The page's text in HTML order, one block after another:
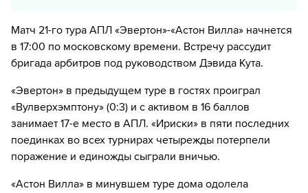
Матч 21-го тура АПЛ «Эвертон»-«Астон Вилла» начнется
в 17:00 по московскому времени. Встречу рассудит
бригада арбитров под руководством Дэвида Кута.
«Эвертон» в предыдущем туре в гостях проиграл
«Вулверхэмптону» (0:3) и с активом в 16 баллов
занимает 17-е место в АПЛ. «Ириски» в пяти последних
поединках во всех турнирах четырежды потерпели
поражение и единожды сыграли вничью.
«Астон Вилла» в минувшем туре дома одолела